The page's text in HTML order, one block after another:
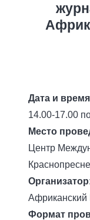
Дата и
14.00-17.00
Место
Центр
Африканский
Формат